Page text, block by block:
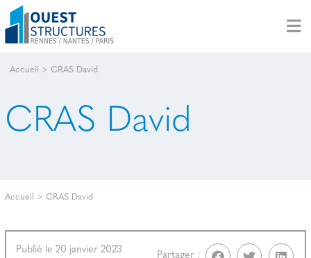
Accueil > CRAS David
CRAS David
Accueil > CRAS David
Publié le 20 janvier 2023
Partager :